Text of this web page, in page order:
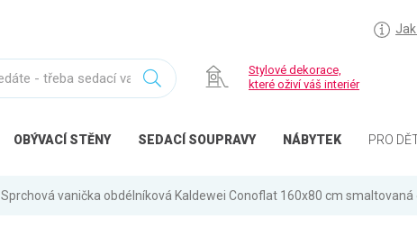
Stylové dekorace,
které oživí váš interiér
OBÝVACÍ STĚNY SEDACÍ SOUPRAVY NÁBYTEK PRO
Sprchová vanička obdélníková Kaldewei Conoflat 160x80 cm smaltovaná